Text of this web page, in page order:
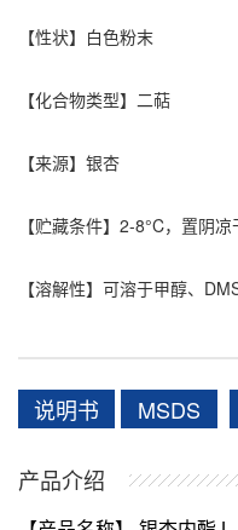
【性状】 白色粉末
【化合物类型】 二萜
【来源】 银杏
【贮藏条件】 2-8°C，置阴
【溶解性】 可溶于甲醇、
说明书 MSDS
产品介绍